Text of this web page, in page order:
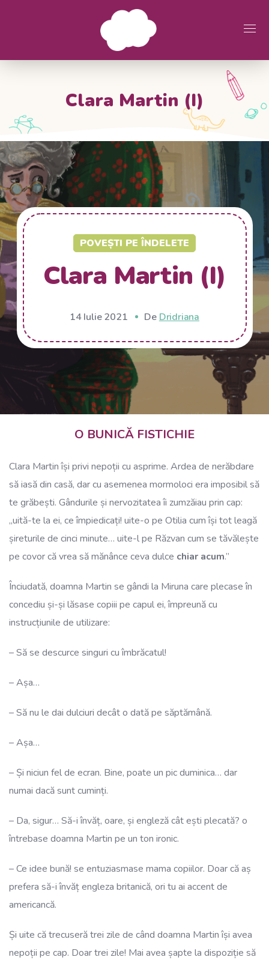
Clara Martin (I)
POVEȘTI PE ÎNDELETE
Clara Martin (I)
14 Iulie 2021 De Dridriana
O BUNICĂ FISTICHIE
Clara Martin își privi nepoții cu asprime. Ardea de nerăbdare
să iasă din casă, dar cu asemenea mormoloci era imposibil să
te grăbești. Gândurile și nervozitatea îi zumzăiau prin cap:
„uită-te la ei, ce împiedicați! uite-o pe Otilia cum își tot leagă
șireturile de cinci minute… uite-l pe Răzvan cum se tăvălește
pe covor că vrea să mănânce ceva dulce chiar acum.”
Înciudată, doamna Martin se gândi la Miruna care plecase în
concediu și-și lăsase copiii pe capul ei, împreună cu
instrucțiunile de utilizare:
– Să se descurce singuri cu îmbrăcatul!
– Așa…
– Să nu le dai dulciuri decât o dată pe săptămână.
– Așa…
– Și niciun fel de ecran. Bine, poate un pic duminica… dar
numai dacă sunt cuminți.
– Da, sigur… Să-i învăț, oare, și engleză cât ești plecată? o
întrebase doamna Martin pe un ton ironic.
– Ce idee bună! se entuziasmase mama copiilor. Doar că aș
prefera să-i învăț engleza britanică, ori tu ai accent de
americancă.
Și uite că trecuseră trei zile de când doamna Martin își avea
nepoții pe cap. Doar trei zile! Mai avea șapte la dispoziție să